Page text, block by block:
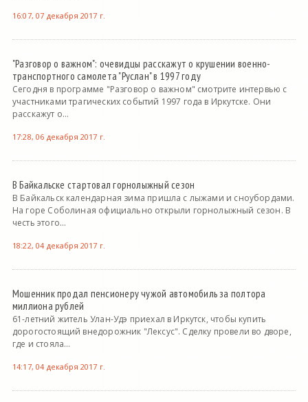
16:07, 07 декабря 2017 г.
"Разговор о важном": очевидцы расскажут о крушении военно-
транспортного самолета "Руслан" в 1997 году
Сегодня в программе "Разговор о важном" смотрите интервью с
участниками трагических событий 1997 года в Иркутске. Они
расскажут о...
17:28, 06 декабря 2017 г.
В Байкальске стартовал горнолыжный сезон
В Байкальск календарная зима пришла с лыжами и сноубордами.
На горе Соболиная официально открыли горнолыжный сезон. В
честь этого...
18:22, 04 декабря 2017 г.
Мошенник продал пенсионеру чужой автомобиль за полтора
миллиона рублей
61-летний житель Улан-Удэ приехал в Иркутск, чтобы купить
дорогостоящий внедорожник "Лексус". Сделку провели во дворе,
где и стояла...
14:17, 04 декабря 2017 г.